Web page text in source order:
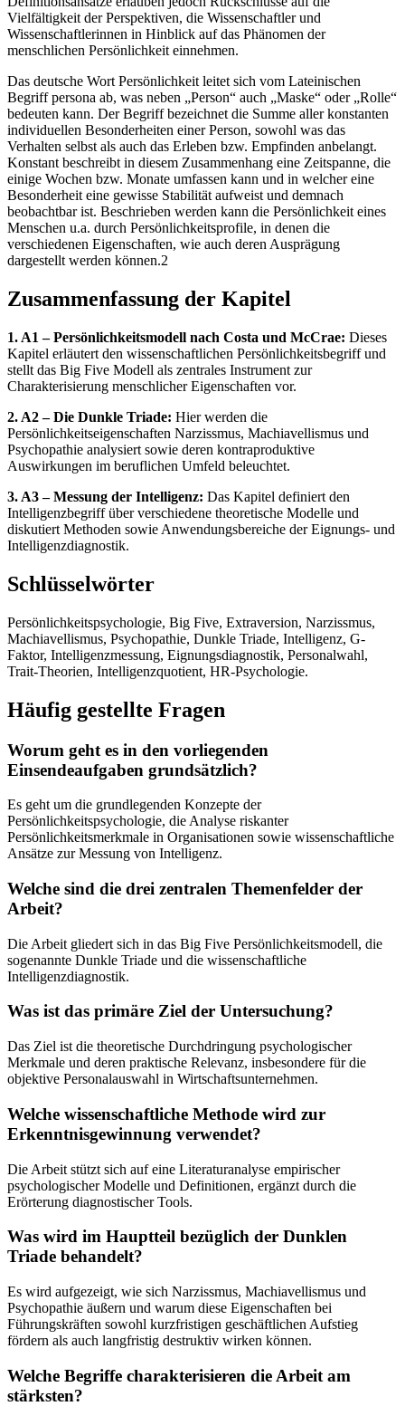
Vielfältigkeit der Perspektiven, die Wissenschaftler und
Wissenschaftlerinnen in Hinblick auf das Phänomen der
menschlichen Persönlichkeit einnehmen.
Das deutsche Wort Persönlichkeit leitet sich vom Lateinischen
Begriff persona ab, was neben „Person“ auch „Maske“ oder „Rolle“
bedeuten kann. Der Begriff bezeichnet die Summe aller konstanten
individuellen Besonderheiten einer Person, sowohl was das
Verhalten selbst als auch das Erleben bzw. Empfinden anbelangt.
Konstant beschreibt in diesem Zusammenhang eine Zeitspanne, die
einige Wochen bzw. Monate umfassen kann und in welcher eine
Besonderheit eine gewisse Stabilität aufweist und demnach
beobachtbar ist. Beschrieben werden kann die Persönlichkeit eines
Menschen u.a. durch Persönlichkeitsprofile, in denen die
verschiedenen Eigenschaften, wie auch deren Ausprägung
dargestellt werden können.2
Zusammenfassung der Kapitel
1. A1 – Persönlichkeitsmodell nach Costa und McCrae: Dieses
Kapitel erläutert den wissenschaftlichen Persönlichkeitsbegriff und
stellt das Big Five Modell als zentrales Instrument zur
Charakterisierung menschlicher Eigenschaften vor.
2. A2 – Die Dunkle Triade: Hier werden die
Persönlichkeitseigenschaften Narzissmus, Machiavellismus und
Psychopathie analysiert sowie deren kontraproduktive
Auswirkungen im beruflichen Umfeld beleuchtet.
3. A3 – Messung der Intelligenz: Das Kapitel definiert den
Intelligenzbegriff über verschiedene theoretische Modelle und
diskutiert Methoden sowie Anwendungsbereiche der Eignungs- und
Intelligenzdiagnostik.
Schlüsselwörter
Persönlichkeitspsychologie, Big Five, Extraversion, Narzissmus,
Machiavellismus, Psychopathie, Dunkle Triade, Intelligenz, G-
Faktor, Intelligenzmessung, Eignungsdiagnostik, Personalwahl,
Trait-Theorien, Intelligenzquotient, HR-Psychologie.
Häufig gestellte Fragen
Worum geht es in den vorliegenden
Einsendeaufgaben grundsätzlich?
Es geht um die grundlegenden Konzepte der
Persönlichkeitspsychologie, die Analyse riskanter
Persönlichkeitsmerkmale in Organisationen sowie wissenschaftliche
Ansätze zur Messung von Intelligenz.
Welche sind die drei zentralen Themenfelder der
Arbeit?
Die Arbeit gliedert sich in das Big Five Persönlichkeitsmodell, die
sogenannte Dunkle Triade und die wissenschaftliche
Intelligenzdiagnostik.
Was ist das primäre Ziel der Untersuchung?
Das Ziel ist die theoretische Durchdringung psychologischer
Merkmale und deren praktische Relevanz, insbesondere für die
objektive Personalauswahl in Wirtschaftsunternehmen.
Welche wissenschaftliche Methode wird zur
Erkenntnisgewinnung verwendet?
Die Arbeit stützt sich auf eine Literaturanalyse empirischer
psychologischer Modelle und Definitionen, ergänzt durch die
Erörterung diagnostischer Tools.
Was wird im Hauptteil bezüglich der Dunklen
Triade behandelt?
Es wird aufgezeigt, wie sich Narzissmus, Machiavellismus und
Psychopathie äußern und warum diese Eigenschaften bei
Führungskräften sowohl kurzfristigen geschäftlichen Aufstieg
fördern als auch langfristig destruktiv wirken können.
Welche Begriffe charakterisieren die Arbeit am
stärksten?